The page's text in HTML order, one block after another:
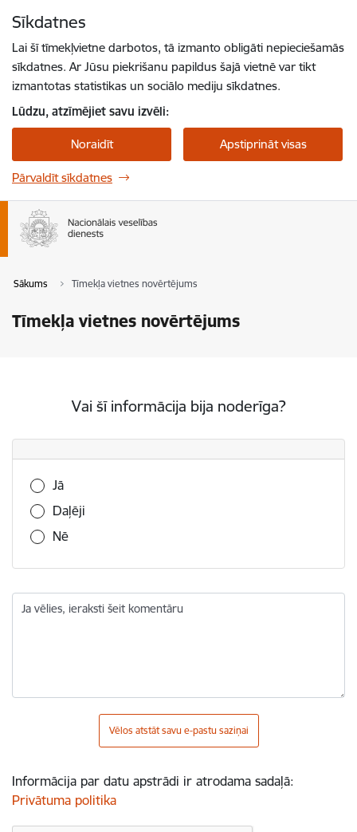
Sīkdatnes
Lai šī tīmekļvietne darbotos, tā izmanto obligāti nepieciešamās
sīkdatnes. Ar Jūsu piekrišanu papildus šajā vietnē var tikt
izmantotas statistikas un sociālo mediju sīkdatnes.
Lūdzu, atzīmējiet savu izvēli:
Noraidīt Apstiprināt visas
Pārvaldīt sīkdatnes
Sākums Tīmekļa vietnes novērtējums
Tīmekļa vietnes novērtējums
Vai šī informācija bija noderīga?
Vai šī informācija bija noderīga?
Jā
Daļēji
Nē
Ja vēlies, ieraksti šeit komentāru
Vēlos atstāt savu e-pastu saziņai
Informācija par datu apstrādi ir atrodama sadaļā:
Privātuma politika